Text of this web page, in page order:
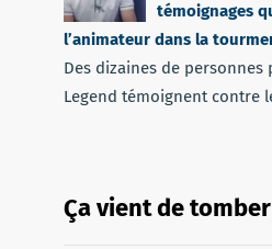
témoignages
l’animateur dans la
Des dizaines de personnes
Legend témoignent contre
Ça vient de tomber